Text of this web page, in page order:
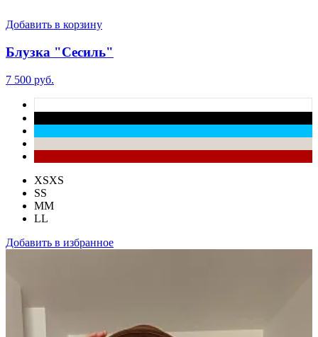
Добавить в корзину
Блузка "Сесиль"
7 500 руб.
XSXS
SS
MM
LL
Добавить в избранное